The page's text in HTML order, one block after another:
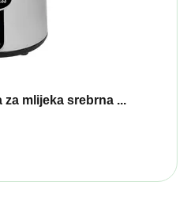
za mlijeka srebrna ...